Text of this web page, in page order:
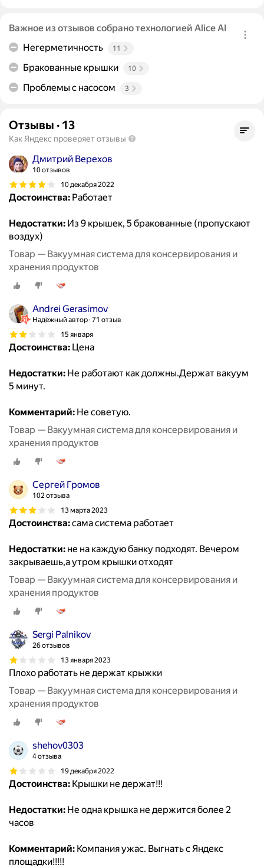
Важное из отзывов собрано технологией Alice AI
Негерметичность
11
Бракованные крышки 10
Проблемы с насосом 3
Отзывы · 13
Как Яндекс проверяет отзывы
Дмитрий Верехов
10 отзывов
10 декабря 2022
Достоинства: Работает
Недостатки: Из 9 крышек, 5 бракованные (пропускают
воздух)
Товар — Вакуумная система для консервирования и
хранения продуктов
Andrei Gerasimov
Надёжный автор 71 отзыв
15 января
Достоинства: Цена
Недостатки: Не работают как должны.Держат вакуум
5 минут.
Комментарий: Не советую.
Товар — Вакуумная система для консервирования и
хранения продуктов
Сергей Громов
102 отзыва
13 марта 2023
Достоинства:сама система работает
Недостатки: не на каждую банку подходят. Вечером
закрываешь,а утром крышки отходят
Товар — Вакуумная система для консервирования и
хранения продуктов
Sergi Palnikov
26 отзывов
13 января 2023
Плохо работать не держат крыжки
Товар — Вакуумная система для консервирования и
хранения продуктов
shehov0303
4 отзыва
19 декабря 2022
Достоинства: Крышки не держат!!!
Недостатки: Не одна крышка не держится более 2
часов
Комментарий: Компания ужас. Выгнать с Яндекс
площадки!!!!!